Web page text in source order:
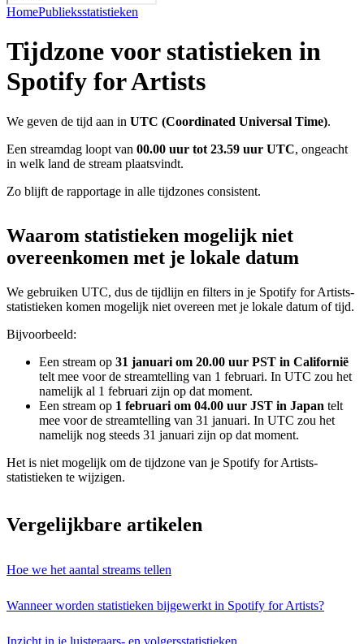
HomePublieksstatistieken
Tijdzone voor statistieken in
Spotify for Artists
We geven de tijd aan in UTC (Coordinated Universal Time).
Een streamdag loopt van 00.00 uur tot 23.59 uur UTC, ongeacht
in welk land de stream plaatsvindt.
Zo blijft de rapportage in alle tijdzones consistent.
Waarom statistieken mogelijk niet
overeenkomen met je lokale datum
We gebruiken UTC, dus de tijdlijn en filters in je Spotify for Artists-
statistieken komen mogelijk niet overeen met je lokale datum of tijd.
Bijvoorbeeld:
Een stream op 31 januari om 20.00 uur PST in Californië
telt mee voor de streamtelling van 1 februari. In UTC zou het
namelijk al 1 februari zijn op dat moment.
Een stream op 1 februari om 04.00 uur JST in Japan telt
mee voor de streamtelling van 31 januari. In UTC zou het
namelijk nog steeds 31 januari zijn op dat moment.
Het is niet mogelijk om de tijdzone van je Spotify for Artists-
statistieken te wijzigen.
Vergelijkbare artikelen
Hoe we het aantal streams tellen
Wanneer worden statistieken bijgewerkt in Spotify for Artists?
Inzicht in je luisteraars- en volgersstatistieken